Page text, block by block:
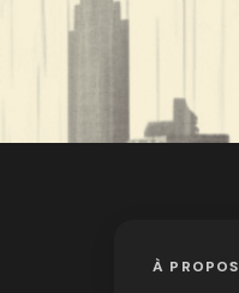
À PROPOS